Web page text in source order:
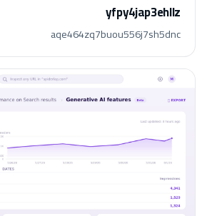
yfpy4jap3ehllz
aqe464zq7buou556j7sh5dnc